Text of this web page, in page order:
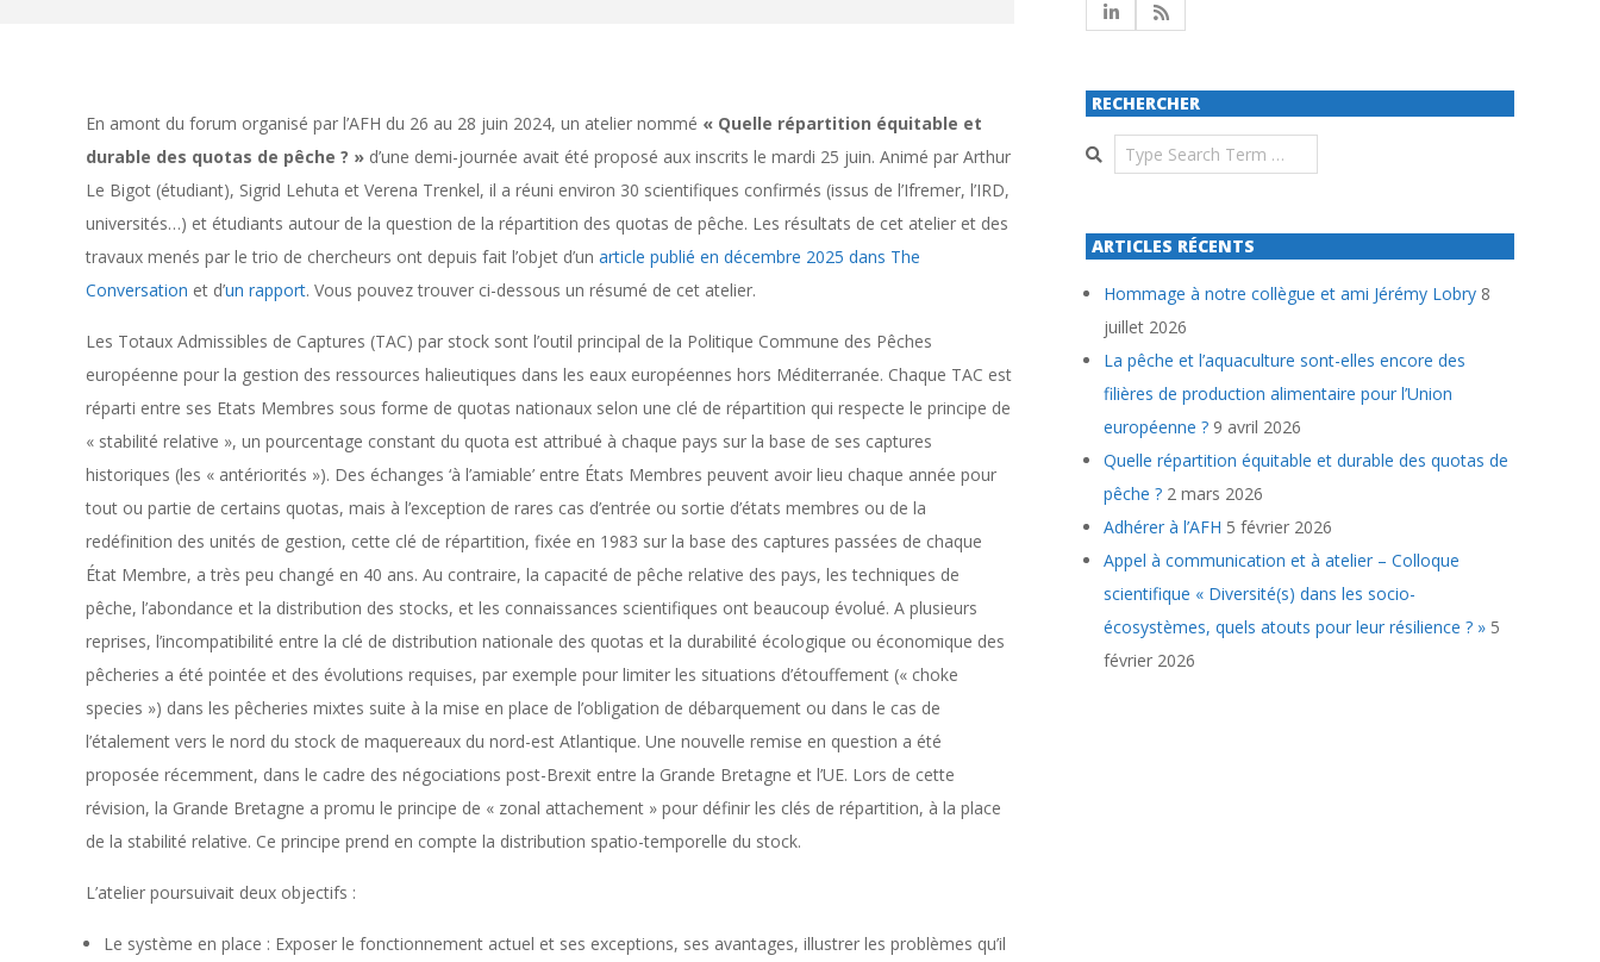
En amont du forum organisé par l’AFH du 26 au 28 juin 2024, un atelier nommé « Quelle répartition équitable et
durable des quotas de pêche ? » d’une demi-journée avait été proposé aux inscrits le mardi 25 juin. Animé par Arthur
Le Bigot (étudiant), Sigrid Lehuta et Verena Trenkel, il a réuni environ 30 scientifiques confirmés (issus de l’Ifremer, l’IRD,
universités…) et étudiants autour de la question de la répartition des quotas de pêche. Les résultats de cet atelier et des
travaux menés par le trio de chercheurs ont depuis fait l’objet d’un article publié en décembre 2025 dans The
Conversation et d’un rapport. Vous pouvez trouver ci-dessous un résumé de cet atelier.
Les Totaux Admissibles de Captures (TAC) par stock sont l’outil principal de la Politique Commune des Pêches
européenne pour la gestion des ressources halieutiques dans les eaux européennes hors Méditerranée. Chaque TAC est
réparti entre ses Etats Membres sous forme de quotas nationaux selon une clé de répartition qui respecte le principe de
« stabilité relative », un pourcentage constant du quota est attribué à chaque pays sur la base de ses captures
historiques (les « antériorités »). Des échanges ‘à l’amiable’ entre États Membres peuvent avoir lieu chaque année pour
tout ou partie de certains quotas, mais à l’exception de rares cas d’entrée ou sortie d’états membres ou de la
redéfinition des unités de gestion, cette clé de répartition, fixée en 1983 sur la base des captures passées de chaque
État Membre, a très peu changé en 40 ans. Au contraire, la capacité de pêche relative des pays, les techniques de
pêche, l’abondance et la distribution des stocks, et les connaissances scientifiques ont beaucoup évolué. A plusieurs
reprises, l’incompatibilité entre la clé de distribution nationale des quotas et la durabilité écologique ou économique des
pêcheries a été pointée et des évolutions requises, par exemple pour limiter les situations d’étouffement (« choke
species ») dans les pêcheries mixtes suite à la mise en place de l’obligation de débarquement ou dans le cas de
l’étalement vers le nord du stock de maquereaux du nord-est Atlantique. Une nouvelle remise en question a été
proposée récemment, dans le cadre des négociations post-Brexit entre la Grande Bretagne et l’UE. Lors de cette
révision, la Grande Bretagne a promu le principe de « zonal attachement » pour définir les clés de répartition, à la place
de la stabilité relative. Ce principe prend en compte la distribution spatio-temporelle du stock.
L’atelier poursuivait deux objectifs :
Le système en place : Exposer le fonctionnement actuel et ses exceptions, ses avantages, illustrer les problèmes qu’il
RECHERCHER
Search
ARTICLES RÉCENTS
Hommage à notre collègue et ami Jérémy Lobry 8
juillet 2026
La pêche et l’aquaculture sont-elles encore des
filières de production alimentaire pour l’Union
européenne ? 9 avril 2026
Quelle répartition équitable et durable des quotas de
pêche ? 2 mars 2026
Adhérer à l’AFH 5 février 2026
Appel à communication et à atelier – Colloque
scientifique « Diversité(s) dans les socio-
écosystèmes, quels atouts pour leur résilience ? » 5
février 2026